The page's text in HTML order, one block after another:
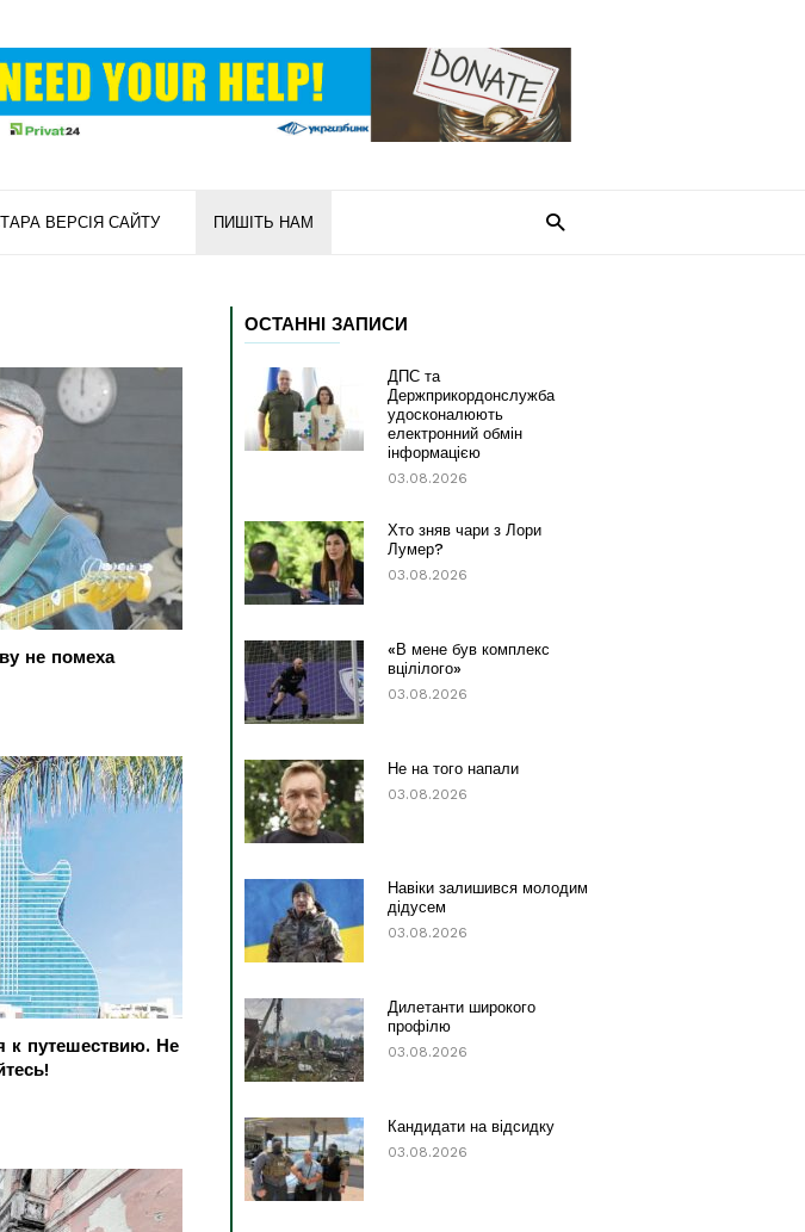
ВЕРСІЯ САЙТУ ПИШІТЬ НАМ
не помеха
к путешествию. Не
ОСТАННІ ЗАПИСИ
ДПС та
Держприкордонслужба
удосконалюють
електронний обмін
інформацією
03.08.2026
Хто зняв чари з Лори
Лумер?
03.08.2026
«В мене був комплекс
вцілілого»
03.08.2026
Не на того напали
03.08.2026
Навіки залишився молодим
дідусем
03.08.2026
Дилетанти широкого
профілю
03.08.2026
Кандидати на відсидку
03.08.2026